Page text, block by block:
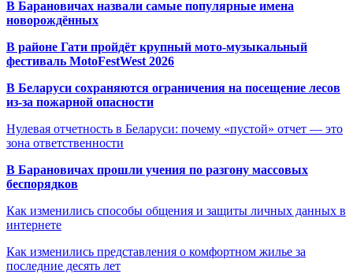
В Барановичах назвали самые популярные имена
новорождённых
В районе Гати пройдёт крупный мото-музыкальный
фестиваль MotoFestWest 2026
В Беларуси сохраняются ограничения на посещение лесов
из-за пожарной опасности
Нулевая отчетность в Беларуси: почему «пустой» отчет — это
зона ответственности
В Барановичах прошли учения по разгону массовых
беспорядков
Как изменились способы общения и защиты личных данных в
интернете
Как изменились представления о комфортном жилье за
последние десять лет